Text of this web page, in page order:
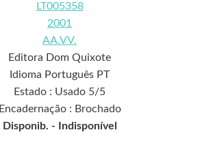
LT005358
2001
AA.VV.
Editora Dom Quixote
Idioma Português PT
Estado : Usado 5/5
Encadernação : Brochado
Disponib. -
Indisponível